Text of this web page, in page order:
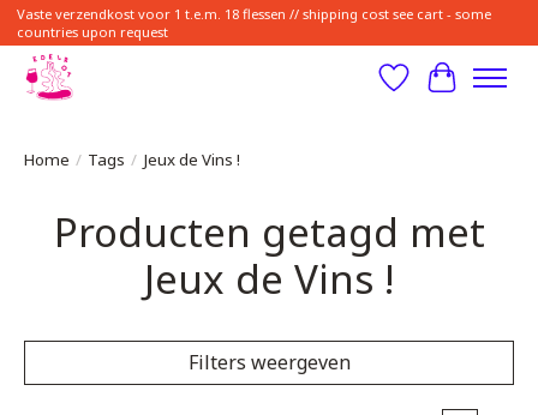
Vaste verzendkost voor 1 t.e.m. 18 flessen // shipping cost see cart - some
countries upon request
Verlanglijst
Home / Tags / Jeux de Vins !
Producten getagd met
Jeux de Vins !
Filters weergeven